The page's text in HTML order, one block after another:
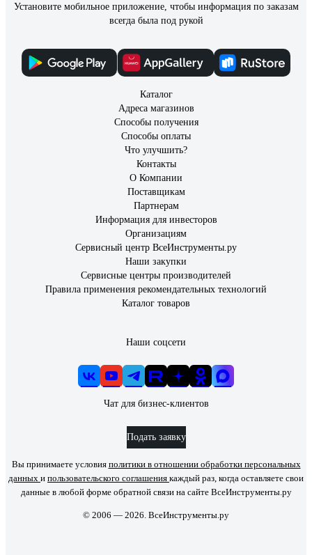
Установите мобильное приложение, чтобы информация по заказам
всегда была под рукой
Каталог
Адреса магазинов
Способы получения
Способы оплаты
Что улучшить?
Контакты
О Компании
Поставщикам
Партнерам
Информация для инвесторов
Организациям
Сервисный центр ВсеИнструменты.ру
Наши закупки
Сервисные центры производителей
Правила применения рекомендательных технологий
Каталог товаров
Наши соцсети
Чат для бизнес-клиентов
Подать заявку
Вы принимаете условия политики в отношении обработки персональных
данных и пользовательского соглашения каждый раз, когда оставляете свои
данные в любой форме обратной связи на сайте ВсеИнструменты.ру
© 2006 — 2026. ВсеИнструменты.ру